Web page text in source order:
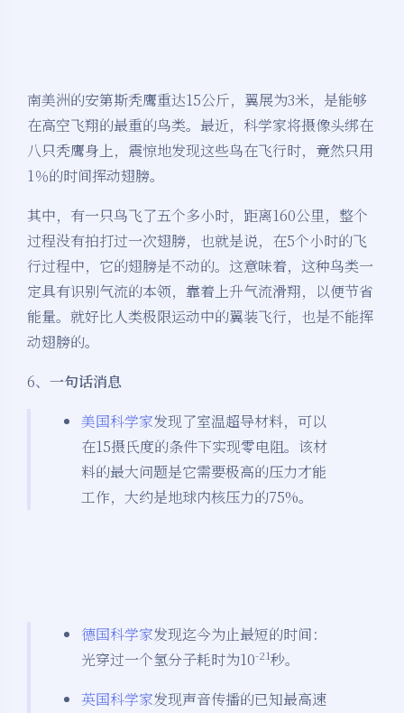
南美洲的安第斯秃鹰重达15公斤，翼展为3米，是能够
在高空飞翔的最重的鸟类。最近，科学家将摄像头绑在
八只秃鹰身上，震惊地发现这些鸟在飞行时，竟然只用
1％的时间挥动翅膀。
其中，有一只鸟飞了五个多小时，距离160公里，整个
过程没有拍打过一次翅膀，也就是说，在5个小时的飞
行过程中，它的翅膀是不动的。这意味着，这种鸟类一
定具有识别气流的本领，靠着上升气流滑翔，以便节省
能量。就好比人类极限运动中的翼装飞行，也是不能挥
动翅膀的。
6、 一句话消息
美国科学家发现了室温超导材料，可以
在15摄氏度的条件下实现零电阻。该材
料的最大问题是它需要极高的压力才能
工作，大约是地球内核压力的75%。
德国科学家发现迄今为止最短的时间：
光穿过一个氢分子耗时为10-21秒。
英国科学家发现声音传播的已知最高速